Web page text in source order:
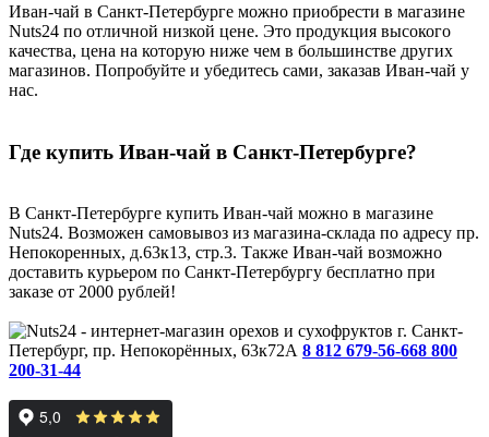
Иван-чай в Санкт-Петербурге можно приобрести в магазине
Nuts24 по отличной низкой цене. Это продукция высокого
качества, цена на которую ниже чем в большинстве других
магазинов. Попробуйте и убедитесь сами, заказав Иван-чай у
нас.
Где купить Иван-чай в Санкт-Петербурге?
В Санкт-Петербурге купить Иван-чай можно в магазине
Nuts24. Возможен самовывоз из магазина-склада по адресу пр.
Непокоренных, д.63к13, стр.3. Также Иван-чай возможно
доставить курьером по Санкт-Петербургу бесплатно при
заказе от 2000 рублей!
г. Санкт-
Петербург, пр. Непокорённых, 63к72А 8 812 679-56-668 800
200-31-44